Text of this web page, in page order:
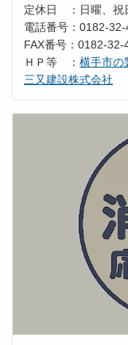
定休日 ：日曜、祝
電話番号：0182-32-
FAX番号：0182-32-
ＨＰ等 ： 横手市の
三又建設株式会社